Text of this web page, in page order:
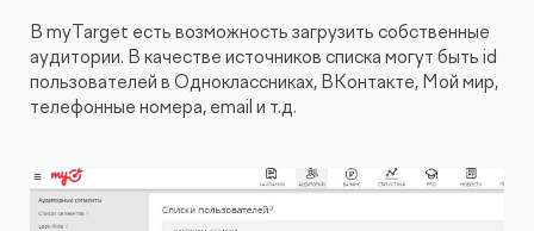
В myTarget есть возможность загрузить собственные
аудитории. В качестве источников списка могут быть id
пользователей в Одноклассниках, ВКонтакте, Мой мир,
телефонные номера, email и т.д.